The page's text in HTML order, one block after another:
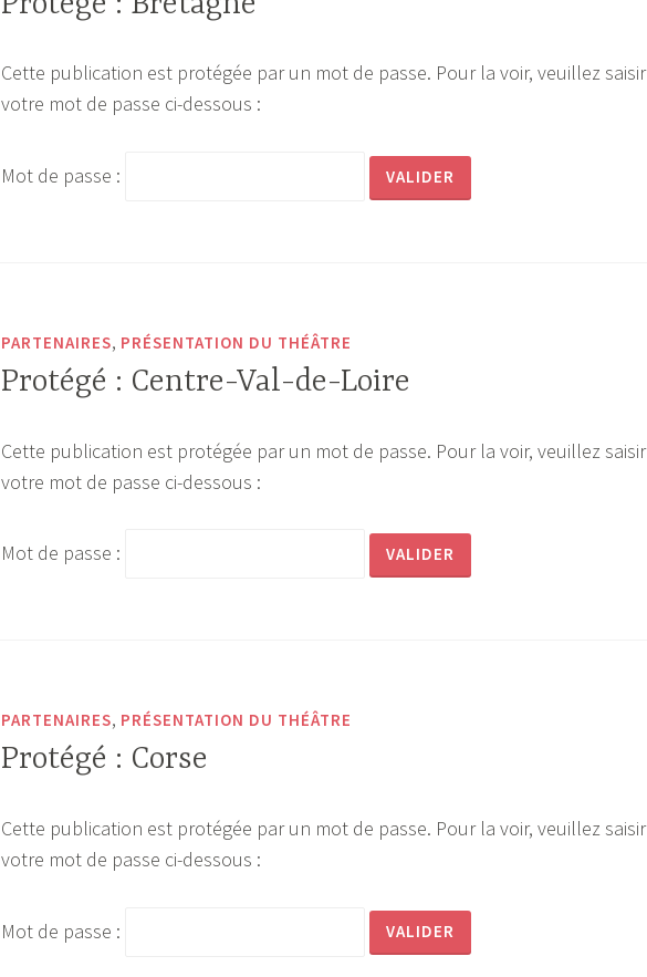
Cette publication est protégée par un mot de passe. Pour la voir, veuillez saisir
votre mot de passe ci-dessous :
Mot de passe :
PARTENAIRES, PRÉSENTATION DU THÉÂTRE
Protégé : Centre-Val-de-Loire
Cette publication est protégée par un mot de passe. Pour la voir, veuillez saisir
votre mot de passe ci-dessous :
Mot de passe :
PARTENAIRES, PRÉSENTATION DU THÉÂTRE
Protégé : Corse
Cette publication est protégée par un mot de passe. Pour la voir, veuillez saisir
votre mot de passe ci-dessous :
Mot de passe :